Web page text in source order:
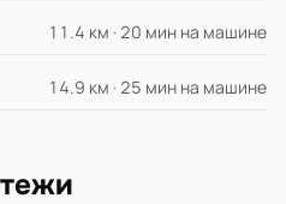
11.4 км · 20 мин на машине
14.9 км · 25 мин на машине